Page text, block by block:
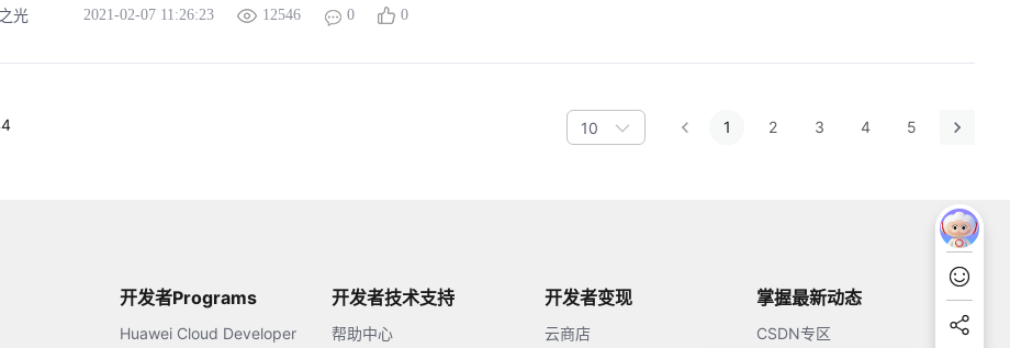
光 2021-02-07 11:26:23 12546 0 0
10 1 2 3 4 5
开发者Programs
Huawei Cloud Developer
开发者技术支持
帮助中心
开发者变现
云商店
掌握最新动态
CSDN专区